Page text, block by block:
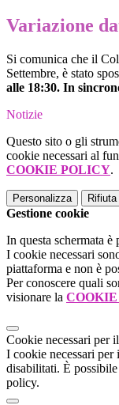
Variazione
Si comunica che il
Settembre, è stato
alle 18:30. In
Notizie
Questo sito o gli
cookie necessari al
COOKIE POLICY.
Personalizza
Gestione cookie
In questa schermata
I cookie necessari
piattaforma e non è
Per conoscere quali
visionare la
Cookie necessari per
I cookie necessari per
disabilitati. È
policy.